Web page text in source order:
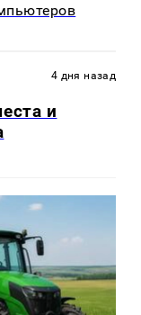
4 дня назад
и